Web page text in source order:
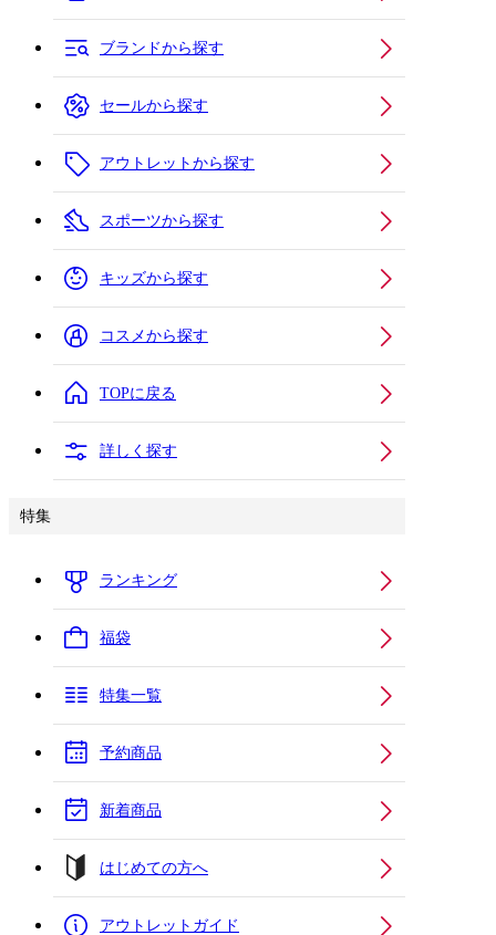
ブランドから探す
セールから探す
アウトレットから探す
スポーツから探す
キッズから探す
コスメから探す
TOPに戻る
詳しく探す
特集
ランキング
福袋
特集一覧
予約商品
新着商品
はじめての方へ
アウトレットガイド